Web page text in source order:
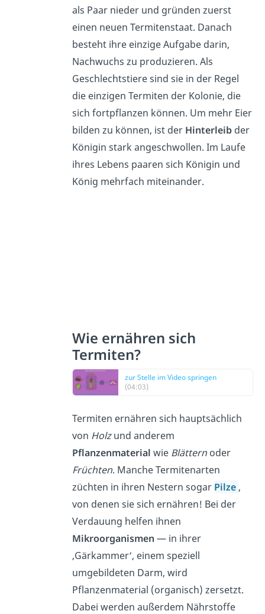
als Paar nieder und gründen zuerst
einen neuen Termitenstaat. Danach
besteht ihre einzige Aufgabe darin,
Nachwuchs zu produzieren. Als
Geschlechtstiere sind sie in der Regel
die einzigen Termiten der Kolonie, die
sich fortpflanzen können. Um mehr Eier
bilden zu können, ist der Hinterleib der
Königin stark angeschwollen. Im Laufe
ihres Lebens paaren sich Königin und
König mehrfach miteinander.
Wie ernähren sich
Termiten?
zur Stelle im Video springen
(04:03)
Termiten ernähren sich hauptsächlich
von Holzund anderem
Pflanzenmaterial wie Blättern oder
Früchten. Manche Termitenarten
züchten in ihren Nestern sogar Pilze ,
von denen sie sich ernähren! Bei der
Verdauung helfen ihnen
Mikroorganismen — in ihrer
‚Gärkammer‘, einem speziell
umgebildeten Darm, wird
Pflanzenmaterial (organisch) zersetzt.
Dabei werden außerdem Nährstoffe